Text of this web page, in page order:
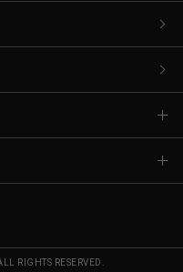
RIGHTS RESERVED.